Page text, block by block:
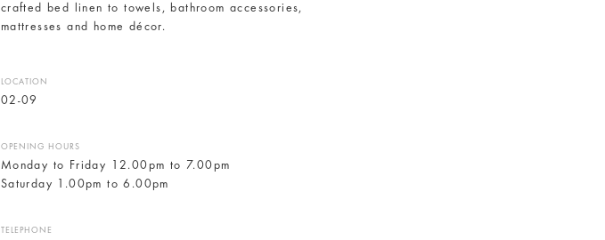
crafted bed linen to towels, bathroom accessories,
mattresses and home décor.
LOCATION
02-09
OPENING HOURS
Monday to Friday 12.00pm to 7.00pm
Saturday 1.00pm to 6.00pm
TELEPHONE